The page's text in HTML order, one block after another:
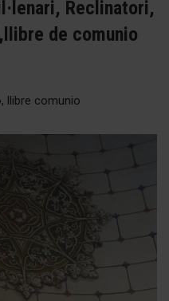
Reclinatori,
de comunio
llibre comunio